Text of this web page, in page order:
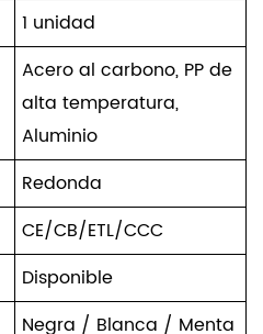
1 unidad
Acero al carbono, PP de
alta temperatura,
Aluminio
Redonda
CE/CB/ETL/CCC
Disponible
Negra / Blanca / Menta